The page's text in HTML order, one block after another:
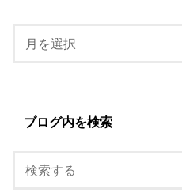
ブログ内を検索